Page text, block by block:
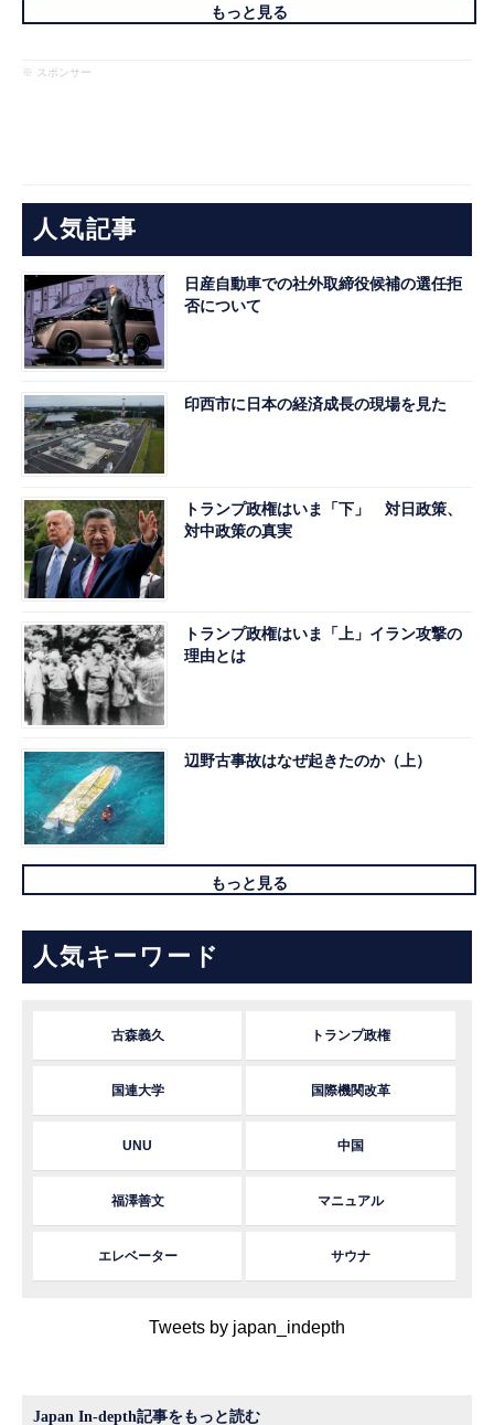
もっと見る
※ スポンサー
人気記事
日産自動車での社外取締役候補の選任拒
否について
印西市に日本の経済成長の現場を見た
トランプ政権はいま「下」 対日政策、
対中政策の真実
トランプ政権はいま「上」イラン攻撃の
理由とは
辺野古事故はなぜ起きたのか（上）
もっと見る
人気キーワード
古森義久 トランプ政権
国連大学 国際機関改革
UNU 中国
福澤善文 マニュアル
エレベーター サウナ
Tweets by japan_indepth
Japan In-depth記事をもっと読む